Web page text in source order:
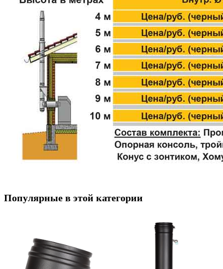
Популярные в этой категории